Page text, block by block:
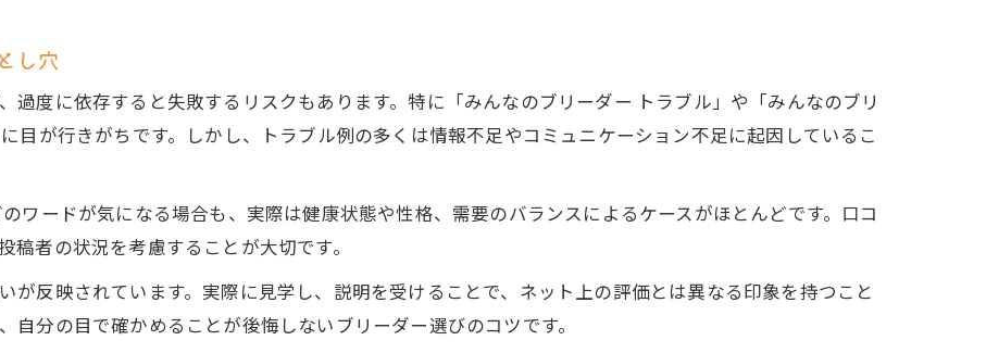
みんなのブリーダー売れ残り事情と対策
ブリーダー選択で後悔しないための実践的ヒント
後悔しないブリーダー選びの実践ノウハウ
ブリーダー評判悪い場合の判断ポイント
し穴
過度に依存すると失敗するリスクもあります。特に「みんなのブリーダー トラブル」や「みんなのブリ
目が行きがちです。しかし、トラブル例の多くは情報不足やコミュニケーション不足に起因しているこ
ワードが気になる場合も、実際は健康状態や性格、需要のバランスによるケースがほとんどです。口コ
者の状況を考慮することが大切です。
が反映されています。実際に見学し、説明を受けることで、ネット上の評価とは異なる印象を持つこと
分の目で確かめることが後悔しないブリーダー選びのコツです。